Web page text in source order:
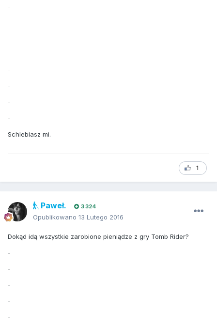
-
-
-
-
-
-
-
-
Schlebiasz mi.
1
Paweł. 3 324
Opublikowano 13 Lutego 2016
Dokąd idą wszystkie zarobione pieniądze z gry Tomb Rider?
-
-
-
-
-